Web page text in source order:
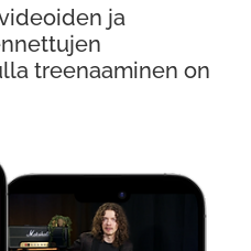
ja
treenaaminen on